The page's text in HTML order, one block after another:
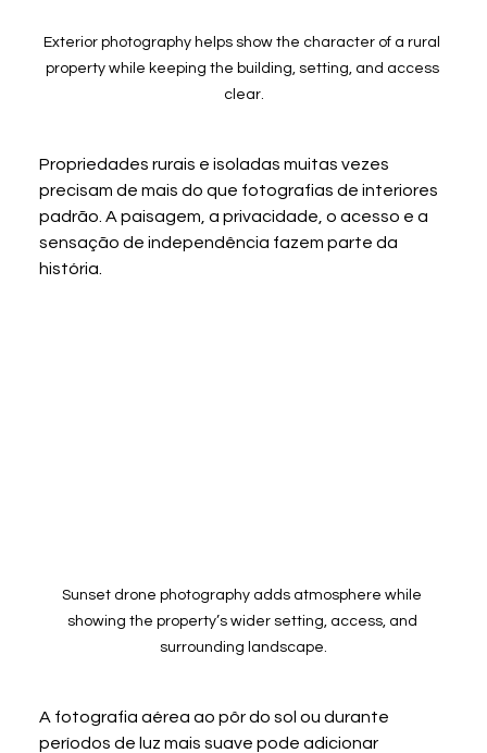
Exterior photography helps show the character of a rural
property while keeping the building, setting, and access
clear.
Propriedades rurais e isoladas muitas vezes
precisam de mais do que fotografias de interiores
padrão. A paisagem, a privacidade, o acesso e a
sensação de independência fazem parte da
história.
Sunset drone photography adds atmosphere while
showing the property’s wider setting, access, and
surrounding landscape.
A fotografia aérea ao pôr do sol ou durante
períodos de luz mais suave pode adicionar